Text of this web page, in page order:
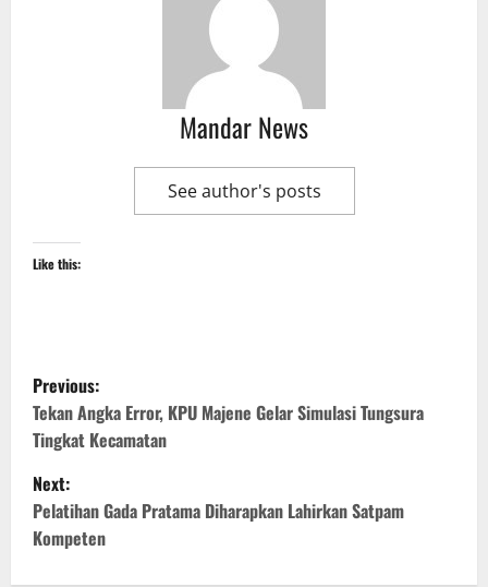
Mandar News
See author's posts
Like this:
P
o
s
t
n
Previous:
Tekan Angka Error, KPU Majene Gelar Simulasi Tungsura
Tingkat Kecamatan
Next:
Pelatihan Gada Pratama Diharapkan Lahirkan Satpam
Kompeten